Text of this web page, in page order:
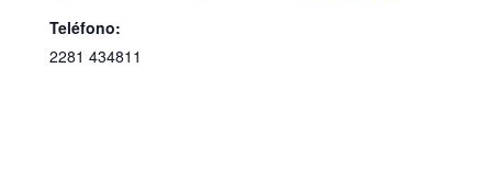
Teléfono:
2281 434811